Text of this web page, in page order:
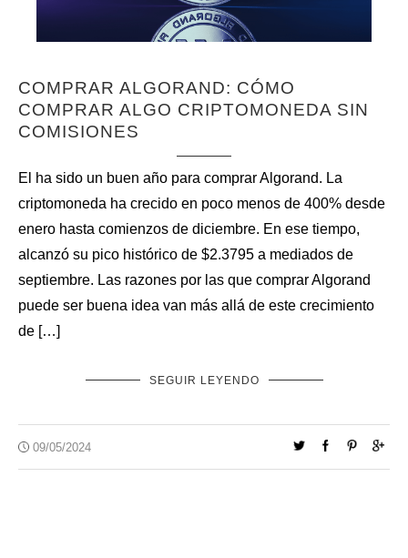
COMPRAR ALGORAND: CÓMO
COMPRAR ALGO CRIPTOMONEDA SIN
COMISIONES
El ha sido un buen año para comprar Algorand. La
criptomoneda ha crecido en poco menos de 400% desde
enero hasta comienzos de diciembre. En ese tiempo,
alcanzó su pico histórico de $2.3795 a mediados de
septiembre. Las razones por las que comprar Algorand
puede ser buena idea van más allá de este crecimiento
de […]
SEGUIR LEYENDO
09/05/2024